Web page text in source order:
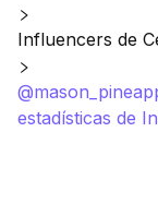
Influencers de
estadísticas de